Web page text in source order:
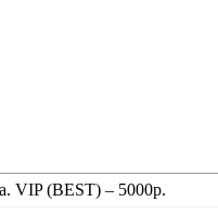
VIP (BEST) – 5000р.